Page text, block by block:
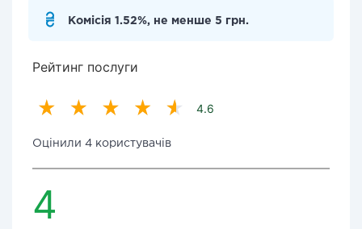
Комісія 1.52%, не менше 5 грн.
Рейтинг послуги
4.6
Оцінили 4 користувачів
4